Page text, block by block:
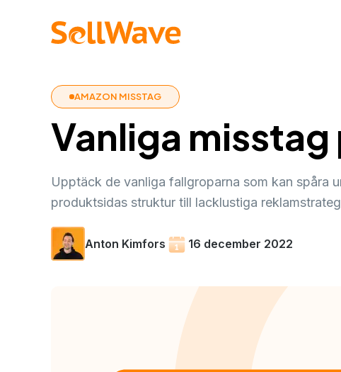
AMAZON MISSTAG
Vanliga misstag
Upptäck de vanliga fallgroparna som kan spåra
produktsidas struktur till lacklustiga
Anton Kimfors 16 december 2022